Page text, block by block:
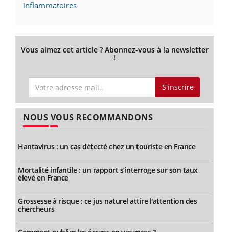
inflammatoires
Vous aimez cet article ? Abonnez-vous à la newsletter
!
S'inscrire
NOUS VOUS RECOMMANDONS
Hantavirus : un cas détecté chez un touriste en France
Mortalité infantile : un rapport s’interroge sur son taux
élevé en France
Grossesse à risque : ce jus naturel attire l'attention des
chercheurs